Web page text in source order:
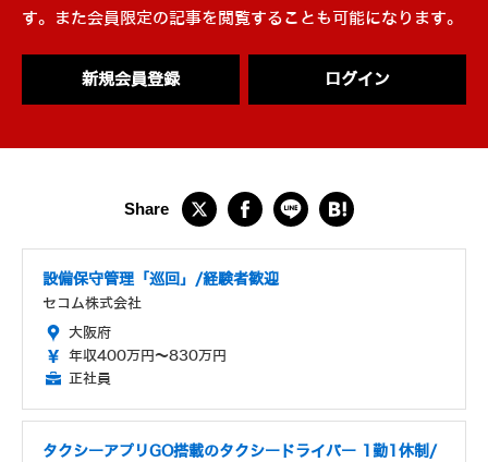
す。また会員限定の記事を閲覧することも可能になります。
新規会員登録 ログイン
設備保守管理「巡回」/経験者歓迎
セコム株式会社
大阪府
年収400万円～830万円
正社員
タクシーアプリGO搭載のタクシードライバー 1勤1休制/